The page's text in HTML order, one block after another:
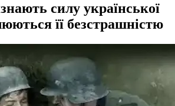
силу української
її безстрашністю